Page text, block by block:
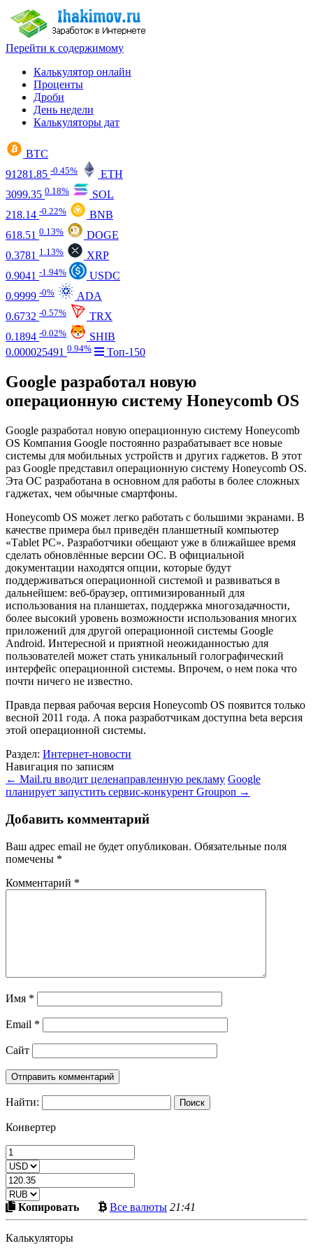
Перейти к содержимому
Калькулятор онлайн
Проценты
Дроби
День недели
Калькуляторы дат
BTC
91281.85 -0.45%
ETH
3099.35 0.18%
SOL
218.14 -0.22%
BNB
618.51 0.13%
DOGE
0.3781 1.13%
XRP
0.9041 -1.94%
USDC
0.9999 -0%
ADA
0.6732 -0.57%
TRX
0.1894 -0.02%
SHIB
0.000025491 0.94% Топ-150
Google разработал новую
операционную систему Honeycomb OS
Google разработал новую операционную систему Honeycomb
OS Компания Google постоянно разрабатывает все новые
системы для мобильных устройств и других гаджетов. В этот
раз Google представил операционную систему Honeycomb OS.
Эта ОС разработана в основном для работы в более сложных
гаджетах, чем обычные смартфоны.
Honeycomb OS может легко работать с большими экранами. В
качестве примера был приведён планшетный компьютер
«Тablet PC». Разработчики обещают уже в ближайшее время
сделать обновлённые версии ОС. В официальной
документации находятся опции, которые будут
поддерживаться операционной системой и развиваться в
дальнейшем: веб-браузер, оптимизированный для
использования на планшетах, поддержка многозадачности,
более высокий уровень возможности использования многих
приложений для другой операционной системы Google
Android. Интересной и приятной неожиданностью для
пользователей может стать уникальный голографический
интерфейс операционной системы. Впрочем, о нем пока что
почти ничего не известно.
Правда первая рабочая версия Honeycomb OS появится только
весной 2011 года. А пока разработчикам доступна beta версия
этой операционной системы.
Раздел: Интернет-новости
Навигация по записям
← Mail.ru вводит целенаправленную рекламу Google
планирует запустить сервис-конкурент Groupon →
Добавить комментарий
Ваш адрес email не будет опубликован. Обязательные поля
помечены *
Комментарий *
Имя *
Email *
Сайт
Найти:
Конвертер
КопироватьСкопировать
в
Все валютыБольше
криптовалют
21:41
Калькуляторы